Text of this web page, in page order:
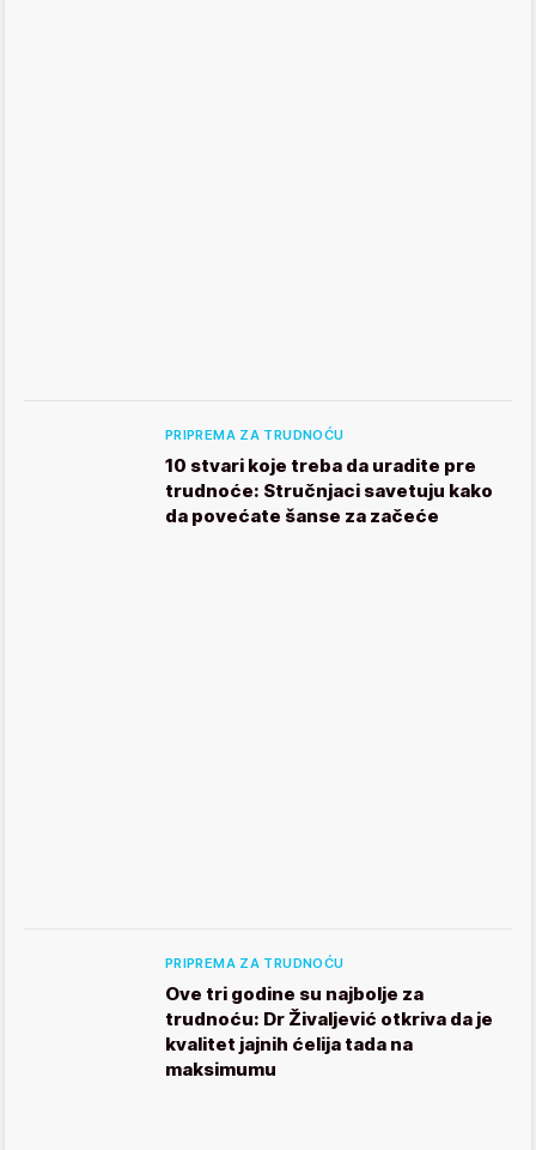
PRIPREMA ZA TRUDNOĆU
10 stvari koje treba da uradite pre
trudnoće: Stručnjaci savetuju kako
da povećate šanse za začeće
PRIPREMA ZA TRUDNOĆU
Ove tri godine su najbolje za
trudnoću: Dr Živaljević otkriva da je
kvalitet jajnih ćelija tada na
maksimumu